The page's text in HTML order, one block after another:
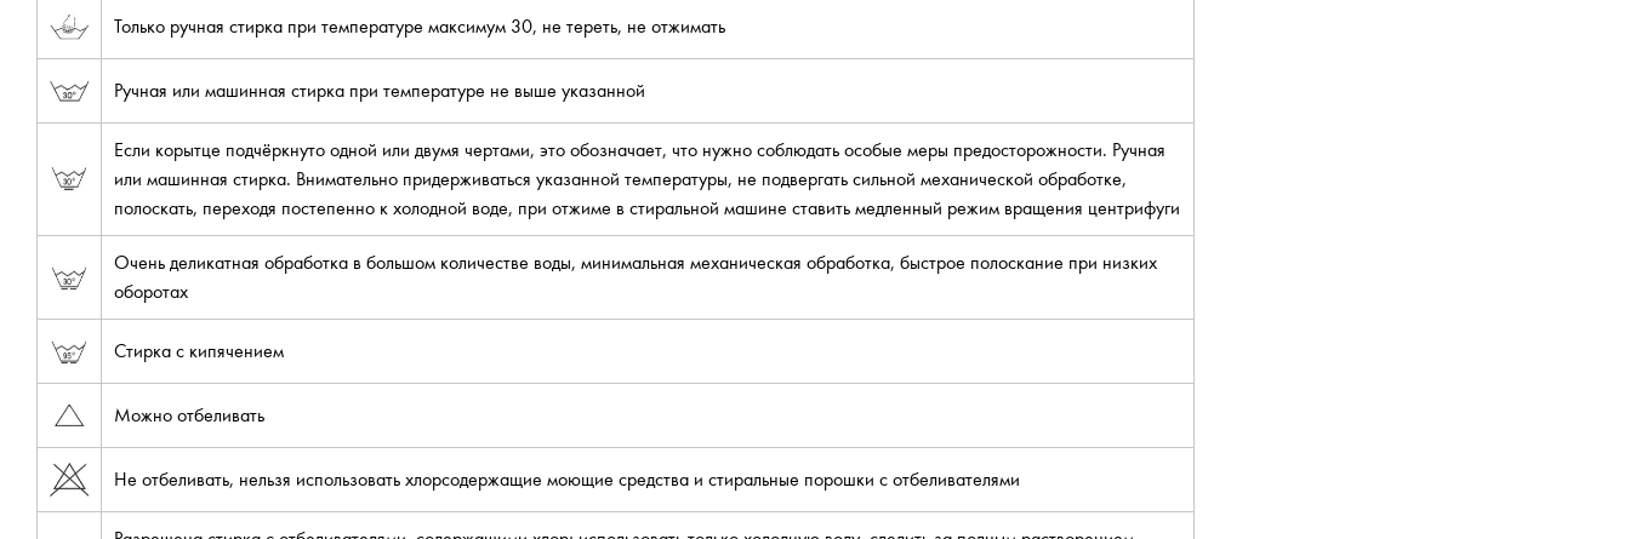
Только ручная стирка при температуре максимум 30, не тереть, не отжимать
Ручная или машинная стирка при температуре не выше указанной
Если корытце подчёркнуто одной или двумя чертами, это обозначает, что нужно соблюдать особые меры предосторожности. Ручная
или машинная стирка. Внимательно придерживаться указанной температуры, не подвергать сильной механической обработке,
полоскать, переходя постепенно к холодной воде, при отжиме в стиральной машине ставить медленный режим вращения центрифуги
Очень деликатная обработка в большом количестве воды, минимальная механическая обработка, быстрое полоскание при низких
оборотах
Стирка с кипячением
Можно отбеливать
Не отбеливать, нельзя использовать хлорсодержащие моющие средства и стиральные порошки с отбеливателями